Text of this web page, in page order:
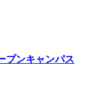
プンキャンパス